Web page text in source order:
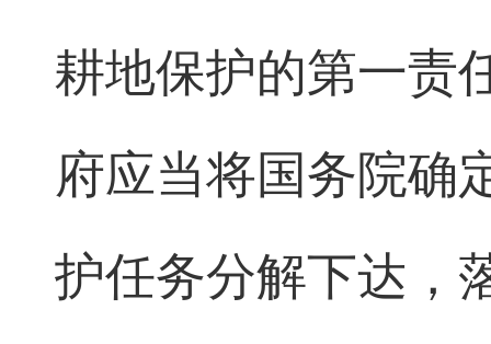
耕地保护的第一责
府应当将国务院确
护任务分解下达，